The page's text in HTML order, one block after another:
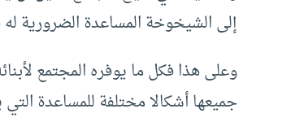
إلى الشيخوخة المساعدة الضرورية
وعلى هذا فكل ما يوفره المجتمع
جميعها أشكالا مختلفة للمساعدة